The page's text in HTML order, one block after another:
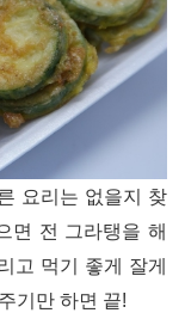
요리는 없을지 찾
면 전 그라탱을 해
고 먹기 좋게 잘게
기만 하면 끝!